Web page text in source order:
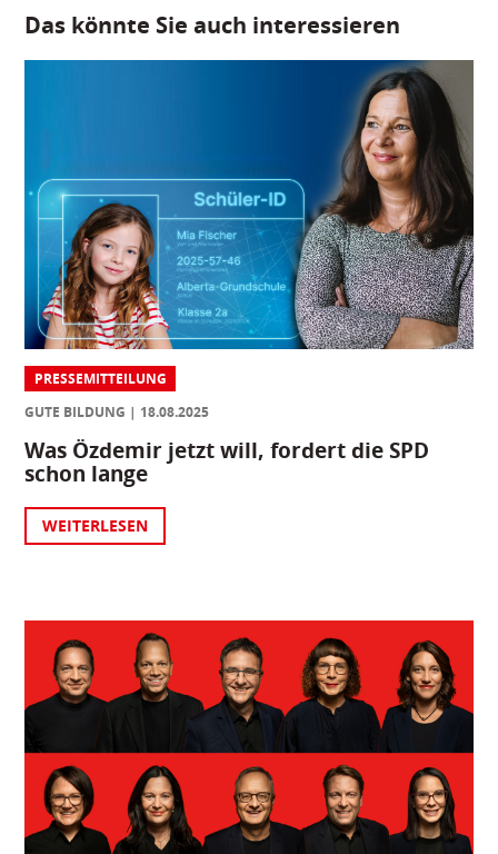
Das könnte Sie auch interessieren
PRESSEMITTEILUNG
GUTE BILDUNG
18.08.2025
Was Özdemir jetzt will, fordert die SPD
schon lange
WEITERLESEN